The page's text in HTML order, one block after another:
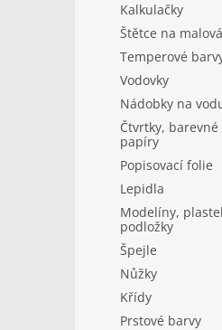
Kalkulačky
Štětce na
Temperové
Vodovky
Nádobky na
Čtvrtky,
papíry
Popisovací folie
Lepidla
Modelíny,
podložky
Špejle
Nůžky
Křídy
Prstové barvy